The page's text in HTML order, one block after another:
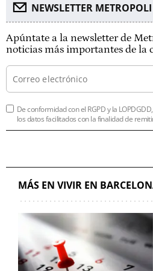
NEWSLETTER METROPOLI
Apúntate a la newsletter de
noticias más importantes de la
De conformidad con el RGPD y la
los datos facilitados con la finalidad de
MÁS EN VIVIR EN